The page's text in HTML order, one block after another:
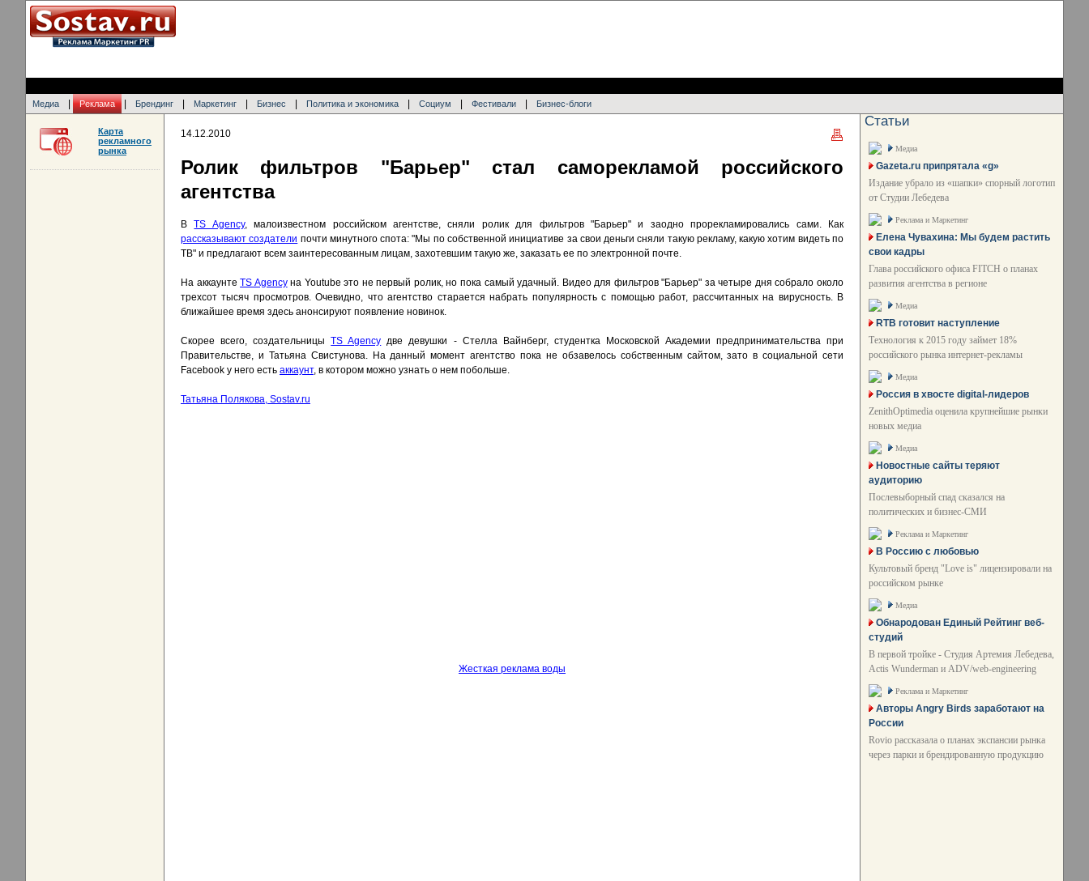
Медиа Реклама Брендинг Маркетинг Бизнес Политика и экономика Социум Фестивали Бизнес-блоги
14.12.2010
Ролик фильтров "Барьер" стал саморекламой российского
агентства
ВTS Agency, малоизвестном российском агентстве, сняли ролик для фильтров "Барьер" и заодно прорекламировались сами. Как
рассказывают создатели почти минутного спота: "Мы по собственной инициативе за свои деньги сняли такую рекламу, какую хотим видеть по
ТВ" и предлагают всем заинтересованным лицам, захотевшим такую же, заказать ее по электронной почте.
На аккаунтеTS Agencyна Youtube это не первый ролик, но пока самый удачный. Видео для фильтров "Барьер" за четыре дня собрало около
трехсот тысяч просмотров. Очевидно, что агентство старается набрать популярность с помощью работ, рассчитанных на вирусность. В
ближайшее время здесь анонсируют появление новинок.
Скорее всего, создательницыTS Agency две девушки - Стелла Вайнберг, студентка Московской Академии предпринимательства при
Правительстве, и Татьяна Свистунова. На данный момент агентство пока не обзавелось собственным сайтом, зато в социальной сети
Facebook у него есть аккаунт, в котором можно узнать о нем побольше.
Татьяна Полякова, Sostav.ru
Жесткая реклама воды
Карта
рекламного
рынка
Статьи
Медиа
Gazeta.ru припрятала «g»
Издание убрало из «шапки» спорный логотип
от Студии Лебедева
Реклама и Маркетинг
Елена Чувахина: Мы будем растить
свои кадры
Глава российского офиса FITCH о планах
развития агентства в регионе
Медиа
RTB готовит наступление
Технология к 2015 году займет 18%
российского рынка интернет-рекламы
Медиа
Россия в хвосте digital-лидеров
ZenithOptimedia оценила крупнейшие рынки
новых медиа
Медиа
Новостные сайты теряют
аудиторию
Послевыборный спад сказался на
политических и бизнес-СМИ
Реклама и Маркетинг
В Россию с любовью
Культовый бренд "Love is" лицензировали на
российском рынке
Медиа
Обнародован Единый Рейтинг веб-
студий
В первой тройке - Студия Артемия Лебедева,
Actis Wunderman и ADV/web-engineering
Реклама и Маркетинг
Авторы Angry Birds заработают на
России
Rovio рассказала о планах экспансии рынка
через парки и брендированную продукцию